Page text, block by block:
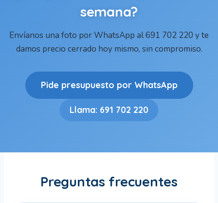
semana?
Envíanos una foto por WhatsApp al 691 702 220 y te
damos precio cerrado hoy mismo, sin compromiso.
Pide presupuesto por WhatsApp
Llama: 691 702 220
Preguntas frecuentes